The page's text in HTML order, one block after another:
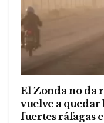
El Zonda no da
vuelve a quedar
fuertes ráfagas